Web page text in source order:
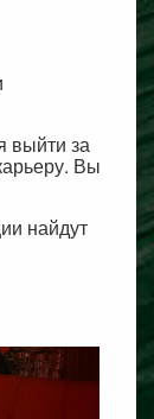
выйти за
Вы
найдут